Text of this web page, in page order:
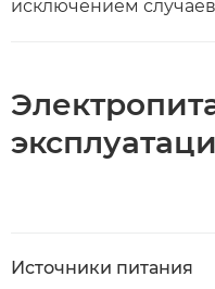
исключением
Источники питания